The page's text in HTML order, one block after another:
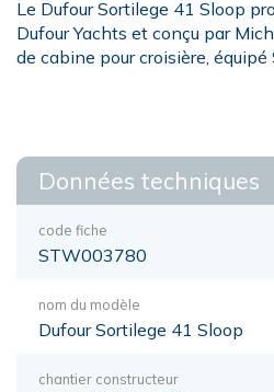
Le Dufour Sortilege 41 Sloop
Dufour Yachts et conçu par
de cabine pour croisière, équipé
Données techniques
code fiche
STW003780
nom du modèle
Dufour Sortilege 41 Sloop
chantier constructeur